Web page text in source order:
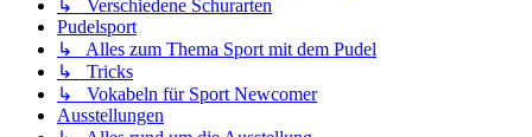
↳ Verschiedene Schurarten
Pudelsport
↳ Alles zum Thema Sport mit dem Pudel
↳ Tricks
↳ Vokabeln für Sport Newcomer
Ausstellungen